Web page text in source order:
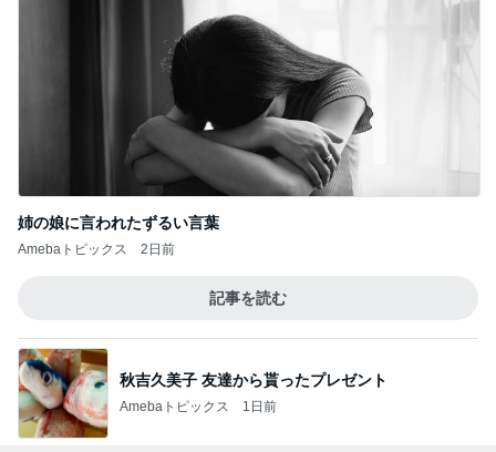
姉の娘に言われたずるい言葉
Amebaトピックス 2日前
記事を読む
秋吉久美子 友達から貰ったプレゼント
Amebaトピックス 1日前